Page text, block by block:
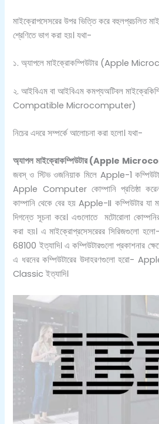
মাইক্রোপসেসরের উপর ভিত্তি করে বহুলপ্রচলিত
শ্রেণিতে ভাগ করা হয়। যথা-
১. অ্যাপলে মাইক্রোকম্পিউটার (Apple
২. আইবিএম বা আইবিএম কমপ্যঅটিবল
Compatible Microcomputer)
নিচের এদরে সম্পর্কে আলোচনা করা হলো। যথা-
অ্যাপল মাইক্রোকম্পিউটার(Apple
জবস্ ও স্টিভ ওজনিয়াক মিলে Apple-1
Apple Computer কোম্পানি প্রতিষ্ঠা
কাম্পানি থেকে বের হয় Apple-II কম্পিউটার যা
দিগন্তে সূচনা করে। এগুলোতে মটোরোলা
করা হয়। এ মাইক্রোপ্রসেসরেরর
68100 ইত্যাদি। এ কম্পিউটারগুলো প্রকাশনার
এ ধরনের কম্পিউটারের উদাহরণগুলো হরো-
Classic ইত্যাদি।